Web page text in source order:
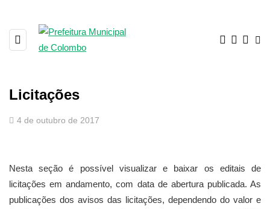
Licitações
4 de outubro de 2017
Nesta seção é possível visualizar e baixar os editais de
licitações em andamento, com data de abertura publicada. As
publicações dos avisos das licitações, dependendo do valor e